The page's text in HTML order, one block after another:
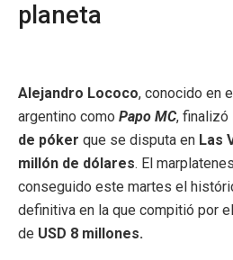
planeta
Alejandro Lococo, conocido en
argentino como Papo MC, finalizó
de póker que se disputa en Las
millón de dólares. El
conseguido este martes el
definitiva en la que compitió por
de USD 8 millones.